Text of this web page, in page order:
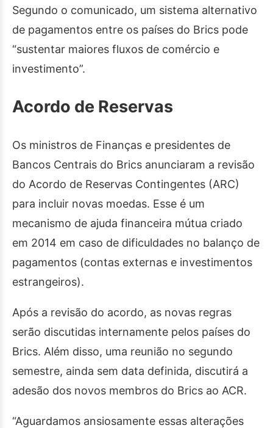
Segundo o comunicado, um sistema alternativo
de pagamentos entre os países do Brics pode
“sustentar maiores fluxos de comércio e
investimento”.
Acordo de Reservas
Os ministros de Finanças e presidentes de
Bancos Centrais do Brics anunciaram a revisão
do Acordo de Reservas Contingentes (ARC)
para incluir novas moedas. Esse é um
mecanismo de ajuda financeira mútua criado
em 2014 em caso de dificuldades no balanço de
pagamentos (contas externas e investimentos
estrangeiros).
Após a revisão do acordo, as novas regras
serão discutidas internamente pelos países do
Brics. Além disso, uma reunião no segundo
semestre, ainda sem data definida, discutirá a
adesão dos novos membros do Brics ao ACR.
“Aguardamos ansiosamente essas alterações